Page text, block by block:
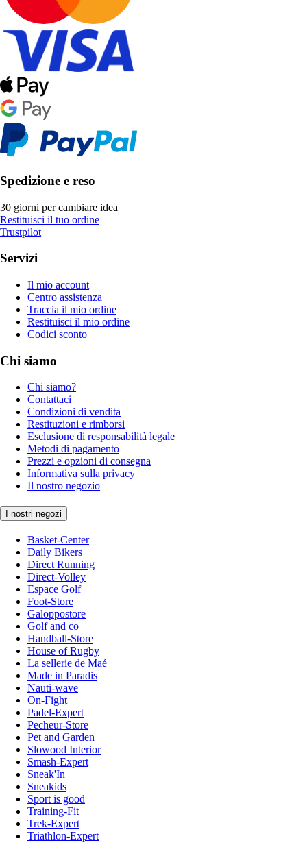
Spedizione e reso
30 giorni per cambiare idea
Restituisci il tuo ordine
Trustpilot
Servizi
Il mio account
Centro assistenza
Traccia il mio ordine
Restituisci il mio ordine
Codici sconto
Chi siamo
Chi siamo?
Contattaci
Condizioni di vendita
Restituzioni e rimborsi
Esclusione di responsabilità legale
Metodi di pagamento
Prezzi e opzioni di consegna
Informativa sulla privacy
Il nostro negozio
I nostri negozi
Basket-Center
Daily Bikers
Direct Running
Direct-Volley
Espace Golf
Foot-Store
Galoppostore
Golf and co
Handball-Store
House of Rugby
La sellerie de Maé
Made in Paradis
Nauti-wave
On-Fight
Padel-Expert
Pecheur-Store
Pet and Garden
Slowood Interior
Smash-Expert
Sneak'In
Sneakids
Sport is good
Training-Fit
Trek-Expert
Triathlon-Expert